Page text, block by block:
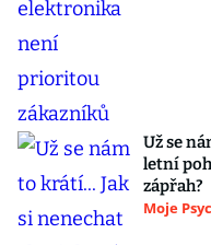
Už se
letní
zápřah?
Moje